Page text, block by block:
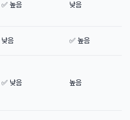
✅ 높음 낮음
낮음 ✅ 높음
✅ 낮음 높음